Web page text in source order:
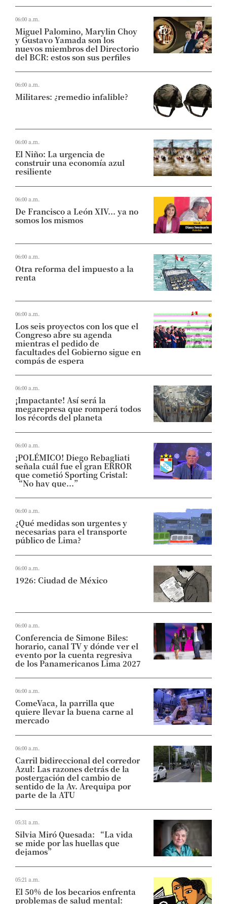
06:00 a.m.
Miguel Palomino, Marylin Choy
y Gustavo Yamada son los
nuevos miembros del Directorio
del BCR: estos son sus perfiles
06:00 a.m.
Militares: ¿remedio infalible?
06:00 a.m.
El Niño: La urgencia de
construir una economía azul
resiliente
06:00 a.m.
De Francisco a León XIV... ya no
somos los mismos
06:00 a.m.
Otra reforma del impuesto a la
renta
06:00 a.m.
Los seis proyectos con los que el
Congreso abre su agenda
mientras el pedido de
facultades del Gobierno sigue en
compás de espera
06:00 a.m.
¡Impactante! Así será la
megarepresa que romperá todos
los récords del planeta
06:00 a.m.
¡POLÉMICO! Diego Rebagliati
señala cuál fue el gran ERROR
que cometió Sporting Cristal:
“No hay que...”
06:00 a.m.
¿Qué medidas son urgentes y
necesarias para el transporte
público de Lima?
06:00 a.m.
1926: Ciudad de México
06:00 a.m.
Conferencia de Simone Biles:
horario, canal TV y dónde ver el
evento por la cuenta regresiva
de los Panamericanos Lima 2027
06:00 a.m.
ComeVaca, la parrilla que
quiere llevar la buena carne al
mercado
06:00 a.m.
Carril bidireccional del corredor
Azul: Las razones detrás de la
postergación del cambio de
sentido de la Av. Arequipa por
parte de la ATU
05:31 a.m.
Silvia Miró Quesada: “La vida
se mide por las huellas que
dejamos”
05:21 a.m.
El 50% de los becarios enfrenta
problemas de salud mental: